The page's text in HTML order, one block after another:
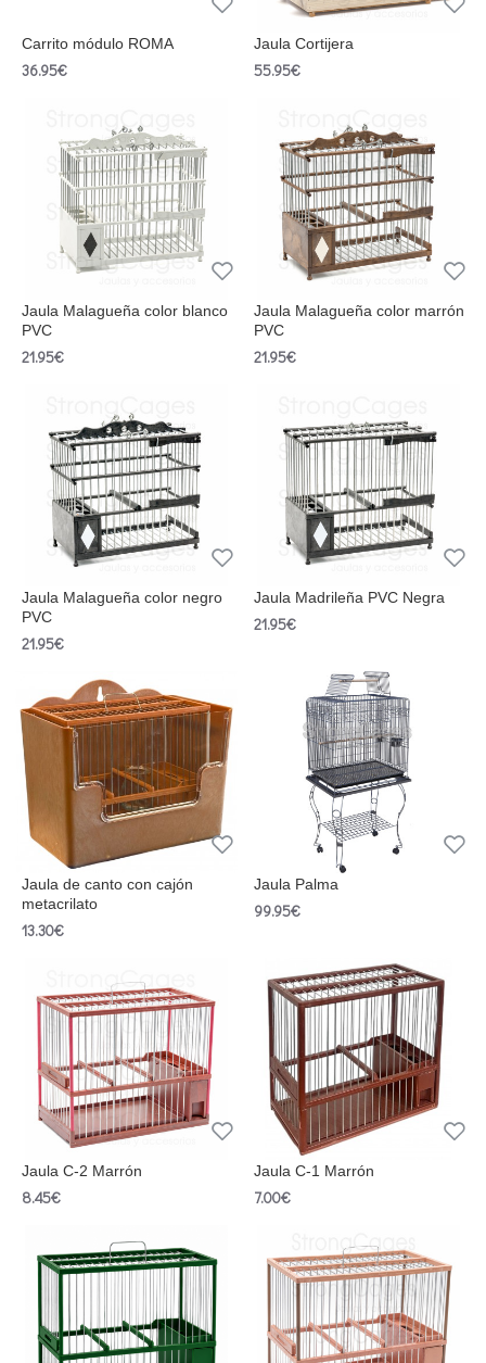
Carrito módulo ROMA
36.95€
Jaula Cortijera
55.95€
Jaula Malagueña color blanco
PVC
21.95€
Jaula Malagueña color marrón
PVC
21.95€
Jaula Malagueña color negro
PVC
21.95€
Jaula Madrileña PVC Negra
21.95€
Jaula de canto con cajón
metacrilato
13.30€
Jaula Palma
99.95€
Jaula C-2 Marrón
8.45€
Jaula C-1 Marrón
7.00€